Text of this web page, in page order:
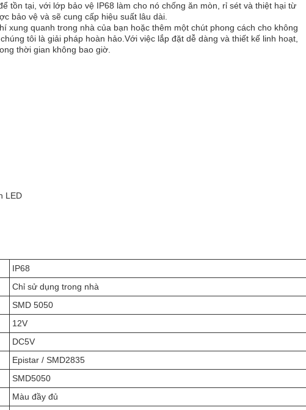
tồn tại, với lớp bảo vệ IP68 làm cho nó chống ăn mòn, rỉ sét và thiệt hại từ
bảo vệ và sẽ cung cấp hiệu suất lâu dài.
xung quanh trong nhà của bạn hoặc thêm một chút phong cách cho không
tôi là giải pháp hoàn hảo.Với việc lắp đặt dễ dàng và thiết kế linh hoạt,
thời gian không bao giờ.
LED
IP68
Chỉ sử dụng trong nhà
SMD 5050
12V
DC5V
Epistar / SMD2835
SMD5050
Màu đầy đủ